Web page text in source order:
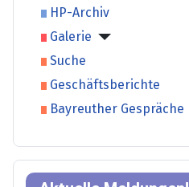
HP-Archiv
Galerie
Suche
Geschäftsberichte
Bayreuther Gespräche